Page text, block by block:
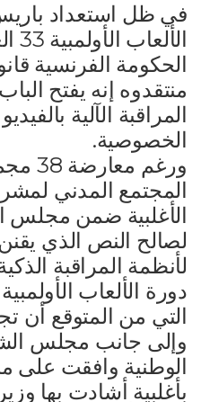
في ظل استعداد
الحكومة الفرنسية
منتقدوه إنه يفتح
المراقبة الآلية
الخصوصية.
المجتمع المدني
الأغلبية ضمن
لصالح النص الذي
لأنظمة المراقبة
التي من المتوقع أن
وإلى جانب مجلس
الوطنية وافقت على
بأغلبية أشادت بها